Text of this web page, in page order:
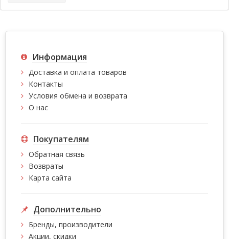
Информация
Доставка и оплата товаров
Контакты
Условия обмена и возврата
О нас
Покупателям
Обратная связь
Возвраты
Карта сайта
Дополнительно
Бренды, производители
Акции, скидки